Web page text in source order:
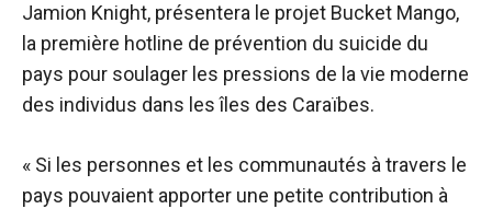
Jamion Knight, présentera le projet Bucket Mango,
la première hotline de prévention du suicide du
pays pour soulager les pressions de la vie moderne
des individus dans les îles des Caraïbes.
« Si les personnes et les communautés à travers le
pays pouvaient apporter une petite contribution à